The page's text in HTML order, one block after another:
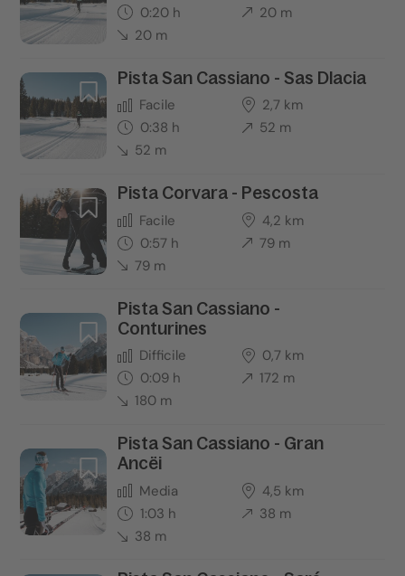
0:20 h
20 m
20 m
Pista San Cassiano - Sas Dlacia
Facile
2,7 km
0:38 h
52 m
52 m
Pista Corvara - Pescosta
Facile
4,2 km
0:57 h
79 m
79 m
Pista San Cassiano -
Conturines
Difficile
0,7 km
0:09 h
172 m
180 m
Pista San Cassiano - Gran
Ancëi
Media
4,5 km
1:03 h
38 m
38 m